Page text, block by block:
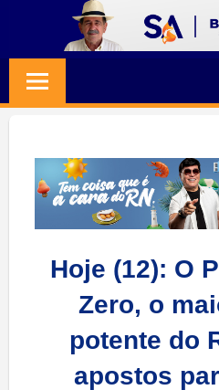
content
Jornalismo
Credibilidade
Hoje (12): O
Zero, o
potente do
apostos